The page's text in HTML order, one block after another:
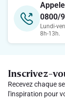
0800/
Lundi-
8h-13h.
Inscrivez-
Recevez chaque
l'inspiration pour